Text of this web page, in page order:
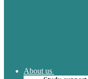
About us